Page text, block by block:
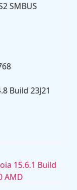
SMBUS
Build 23J21